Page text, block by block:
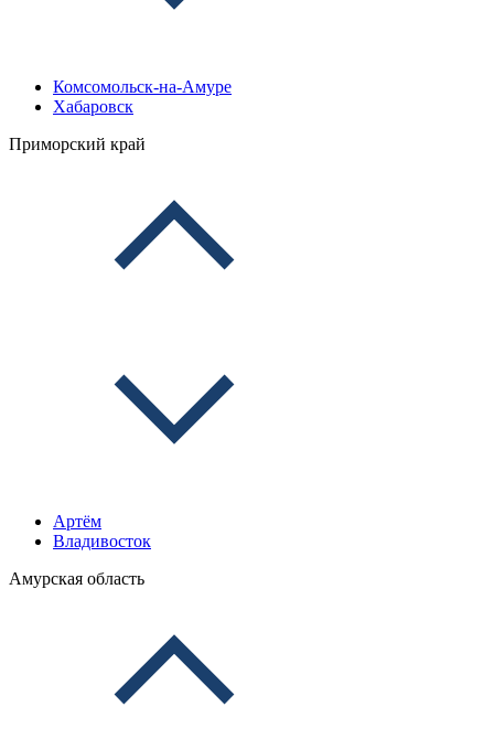
Комсомольск-на-Амуре
Хабаровск
Приморский край
Артём
Владивосток
Амурская область